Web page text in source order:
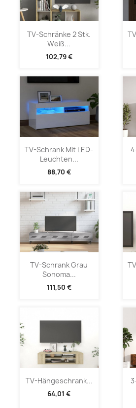
TV-Schränke 2 Stk.
Weiß...
102,79 €
TV-Schrank Mit LED-
Leuchten...
88,70 €
TV-Schrank Grau
Sonoma...
111,50 €
TV-Hängeschrank...
64,01 €